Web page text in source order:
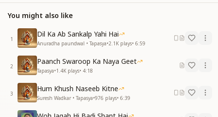
हर गुण से सजाके हमको समर्थ बना दिया
अपने ही जैसा हमको खूबसूरत बना दिया
खूबसूरत बना दिया
अपने दिल का सच्चा हीरा बनाकर
अर्श पर बिठाया हमको फर्श से उठाकर
अपने दिल का सच्चा हीरा बनाकर
अर्श पर बिठाया हमको फर्श से उठाकर
दिलतख्त पर बिठाकर हर फितरत मिटा दिया
दिलतख्त पर बिठाकर हर फितरत मिटा दिया
अपने ही जैसा हमको खूबसूरत बना दिया
खूबसूरत बना दिया
You might also like
1
Dil Ka Ab Sankalp Yahi Hai
Anuradha paundwal • Tapasya•2.1K plays• 6:59
2
Paanch Swaroop Ka Naya Geet
Tapasya•1.4K plays• 4:18
3
Hum Khush Naseeb Kitne
Suresh Wadkar • Tapasya•976 plays• 6:39